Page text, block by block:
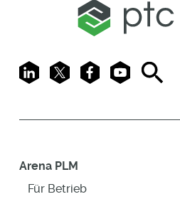
LinkedIn
X FacebookYoutubeSearch
Arena PLM
Für Betrieb